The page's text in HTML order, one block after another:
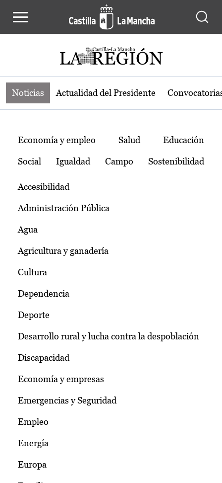
Noticias de la región de Castilla-La
Noticias Actualidad del Presidente
Temas
Economía y empleo Salud Educación
Social Igualdad Campo Sostenibilidad
Accesibilidad
Administración Pública
Agua
Agricultura y ganadería
Cultura
Dependencia
Deporte
Desarrollo rural y lucha contra la despoblación
Discapacidad
Economía y empresas
Emergencias y Seguridad
Empleo
Energía
Europa